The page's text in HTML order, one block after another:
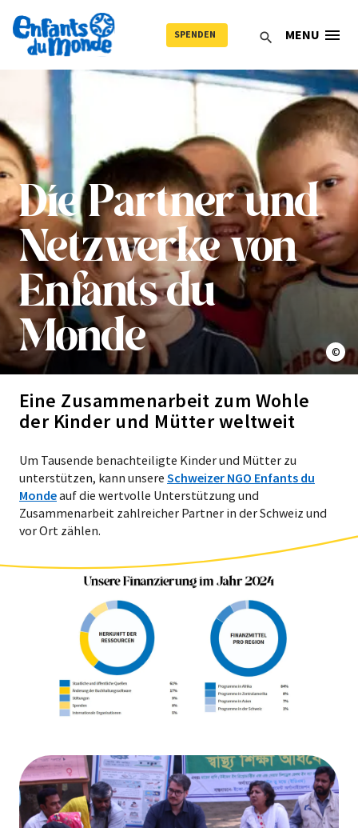
search
SPENDEN MENU menu
Die Partner und
Netzwerke von
Enfants du
Monde
Eine Zusammenarbeit zum Wohle
der Kinder und Mütter weltweit
Um Tausende benachteiligte Kinder und Mütter zu
unterstützen, kann unsere Schweizer NGO Enfants du
Mondeauf die wertvolle Unterstützung und
Zusammenarbeit zahlreicher Partner in der Schweiz und
vor Ort zählen.